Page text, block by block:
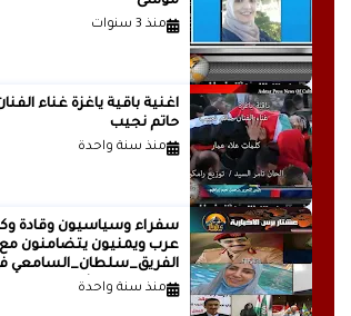
منذ 3 سنوات
اغنية باقية ياغزة غناء
حاتم نجيب
منذ سنة واحدة
سفراء وسياسيون وقادة
عرب ويمنيون يتضامنون مع
الفريق_سلطان_السامعي
وجه حملة التشويه.. تقرير
منذ سنة واحدة